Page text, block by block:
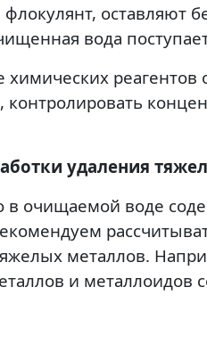
оставляют
вода
химических
контролировать
удаления
в очищаемой воде
металлов.
и металлоидов